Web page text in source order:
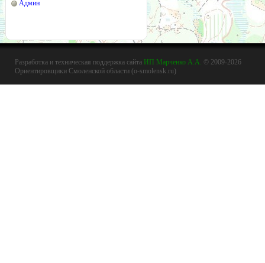
Админ
Разработка и техническая поддержка сайта ИП Марченко А.А. © 2009-2026
Ориентировщики Смоленской области (o-smolensk.ru)